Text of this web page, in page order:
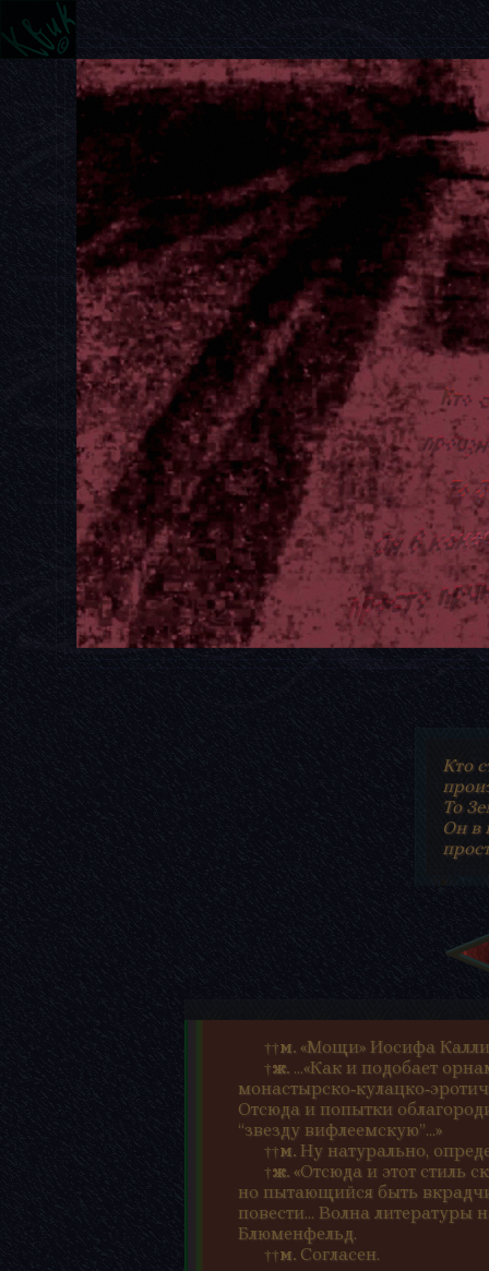
Кто
То
Он в
††М. «Мощи» Иосифа
†Ж. ...«Как и подобает
Отсюда и попытки
“звезду вифлеемскую”...»
††М. Ну натурально,
†Ж. «Отсюда и этот стиль
но пытающийся быть
повести... Волна литературы
Блюменфельд.
††М. Согласен.